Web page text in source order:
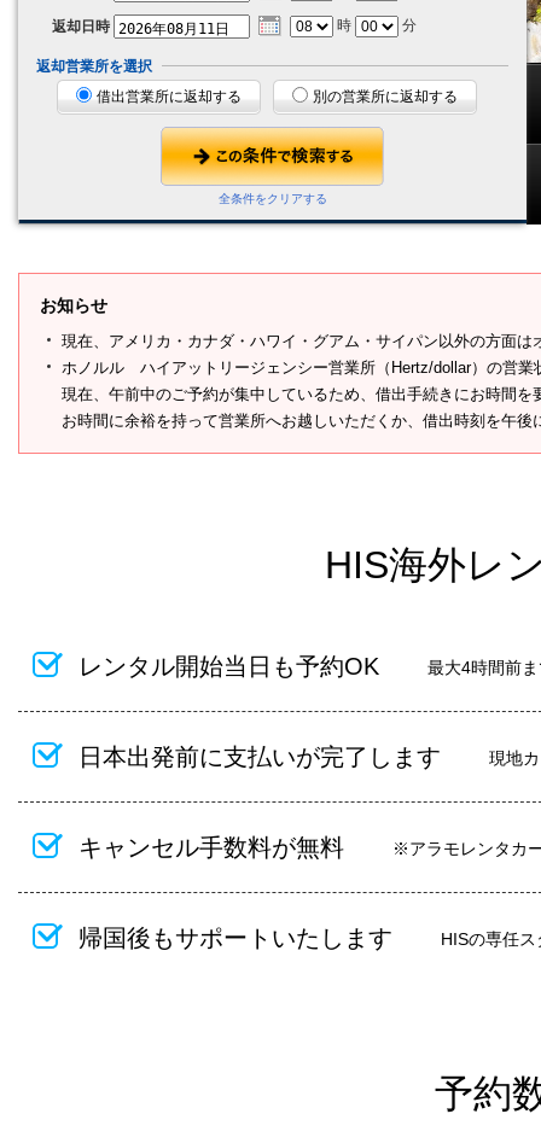
返却日時 時 分
返却営業所を選択
借出営業所に返却する
別の営業所に返却する
全条件をクリアする
お知らせ
現在、アメリカ・カナダ・ハワイ・グアム・サイパン以外の方面
ホノルル ハイアットリージェンシー営業所（Hertz/dollar）の営業
現在、午前中のご予約が集中しているため、借出手続きにお時間を
お時間に余裕を持って営業所へお越しいただくか、借出時刻を午
HIS海外レ
レンタル開始当日も予約OK 最大4時間前
日本出発前に支払いが完了します 現地
キャンセル手数料が無料 ※アラモレンタカ
帰国後もサポートいたします HISの専任
予約